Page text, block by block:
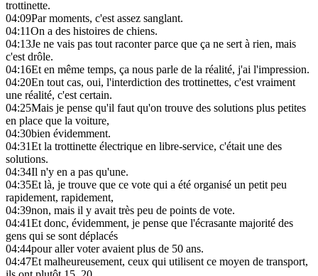
trottinette.
04:09Par moments, c'est assez sanglant.
04:11On a des histoires de chiens.
04:13Je ne vais pas tout raconter parce que ça ne sert à rien, mais
c'est drôle.
04:16Et en même temps, ça nous parle de la réalité, j'ai l'impression.
04:20En tout cas, oui, l'interdiction des trottinettes, c'est vraiment
une réalité, c'est certain.
04:25Mais je pense qu'il faut qu'on trouve des solutions plus petites
en place que la voiture,
04:30bien évidemment.
04:31Et la trottinette électrique en libre-service, c'était une des
solutions.
04:34Il n'y en a pas qu'une.
04:35Et là, je trouve que ce vote qui a été organisé un petit peu
rapidement, rapidement,
04:39non, mais il y avait très peu de points de vote.
04:41Et donc, évidemment, je pense que l'écrasante majorité des
gens qui se sont déplacés
04:44pour aller voter avaient plus de 50 ans.
04:47Et malheureusement, ceux qui utilisent ce moyen de transport,